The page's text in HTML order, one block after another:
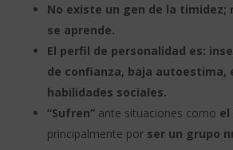
No existe un gen de la timidez;
se aprende.
El perfil de personalidad es:
de confianza, baja autoestima,
habilidades sociales.
“Sufren” ante situaciones como el
principalmente por ser un grupo